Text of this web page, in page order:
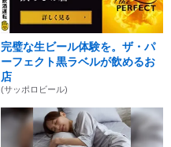
完璧な生ビール体験を。ザ・パ
ーフェクト黒ラベルが飲めるお
店
(サッポロビール)